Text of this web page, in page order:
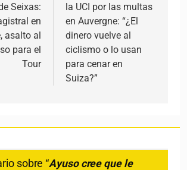
Seixas:
en
asalto al
para el
Tour
la UCI por las multas
en Auvergne: “¿El
dinero vuelve al
ciclismo o lo usan
para cenar en
Suiza?”
sobre “Ayuso cree que le